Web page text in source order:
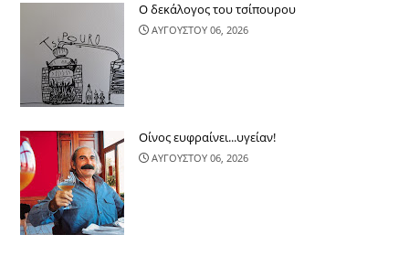
Ο δεκάλογος του τσίπουρου
ΑΥΓΟΥΣΤΟΥ 06, 2026
Οίνος ευφραίνει...υγείαν!
ΑΥΓΟΥΣΤΟΥ 06, 2026